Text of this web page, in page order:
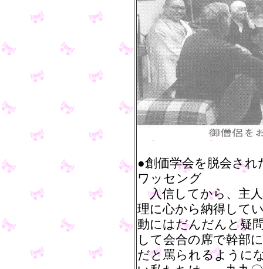
●創価学会を脱会さ
ワッセング
入信してから、主
理に心から納得して
動にはだんだんと疑
して会合の席で幹部
だと罵られるように